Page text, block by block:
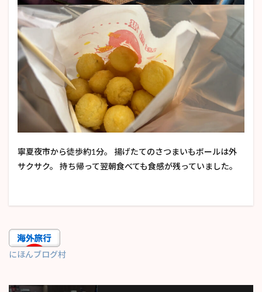
寧夏夜市から徒歩約1分。 揚げたてのさつまいもボールは外
サクサク。 持ち帰って翌朝食べても食感が残っていました。
にほんブログ村